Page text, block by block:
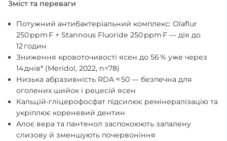
Зміст та переваги
Потужний антибактеріальний комплекс: Olaflur
250 ppm F + Stannous Fluoride 250 ppm F — дія до
12 годин
Зниження кровоточивості ясен до 56 % уже через
14 днів* (Meridol, 2022, n=78)
Низька абразивність RDA ≈ 50 — безпечна для
оголених шийок і рецесій ясен
Кальцій‑гліцерофосфат підсилює ремінералізацію та
укріплює кореневий дентин
Алоє вера та пантенол заспокоюють запалену
слизову й зменшують почервоніння